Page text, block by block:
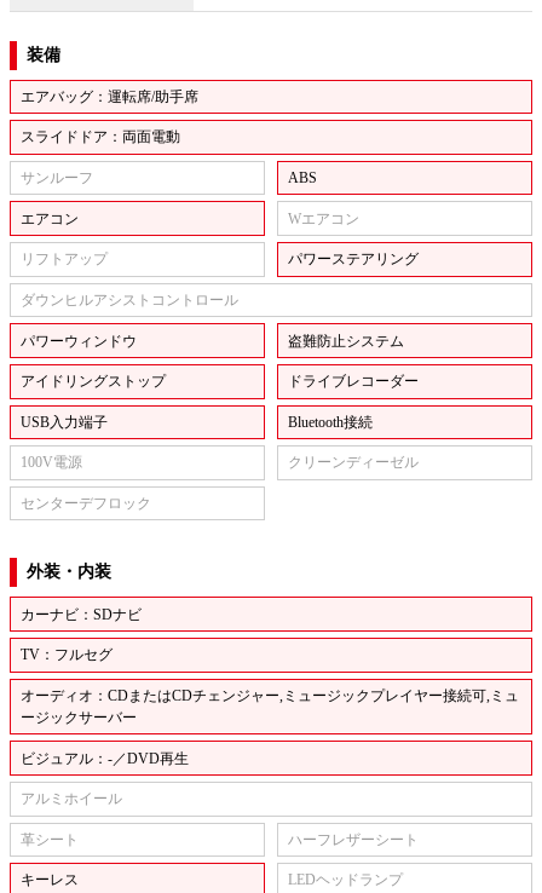
装備
エアバッグ：運転席/助手席
スライドドア：両面電動
サンルーフ ABS
エアコン Wエアコン
リフトアップ パワーステアリング
ダウンヒルアシストコントロール
パワーウィンドウ 盗難防止システム
アイドリングストップ ドライブレコーダー
USB入力端子 Bluetooth接続
100V電源 クリーンディーゼル
センターデフロック
外装・内装
カーナビ：SDナビ
TV：フルセグ
オーディオ：CDまたはCDチェンジャー,ミュージックプレイヤー接続可,ミュ
ージックサーバー
ビジュアル：-／DVD再生
アルミホイール
革シート ハーフレザーシート
キーレス LEDヘッドランプ